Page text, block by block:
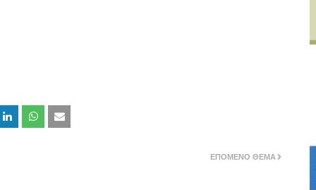
ΕΠΌΜΕΝΟ ΘΈΜΑ